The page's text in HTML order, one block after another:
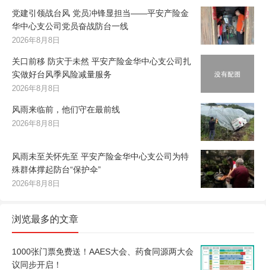
党建引领战台风 党员冲锋显担当——平安产险金
华中心支公司党员奋战防台一线
2026年8月8日
关口前移 防灾于未然 平安产险金华中心支公司扎
实做好台风季风险减量服务
2026年8月8日
风雨来临前，他们守在最前线
2026年8月8日
风雨未至关怀先至 平安产险金华中心支公司为特
殊群体撑起防台“保护伞”
2026年8月8日
浏览最多的文章
1000张门票免费送！AAES大会、药食同源两大会
议同步开启！